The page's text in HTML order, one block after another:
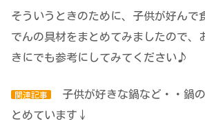
そういうときのために、子供が好んで
でんの具材をまとめてみましたので、
きにでも参考にしてみてください♪
関連記事
子供が好きな鍋など・・鍋
とめています↓